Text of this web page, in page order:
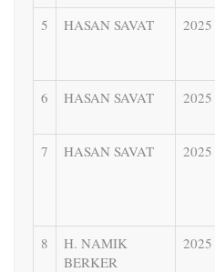
5 HASAN SAVAT 2025
6 HASAN SAVAT 2025
7 HASAN SAVAT 2025
8
H. NAMIK
BERKER
2025